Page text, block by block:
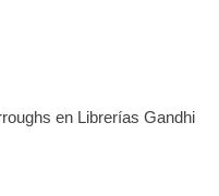
en Librerías Gandhi